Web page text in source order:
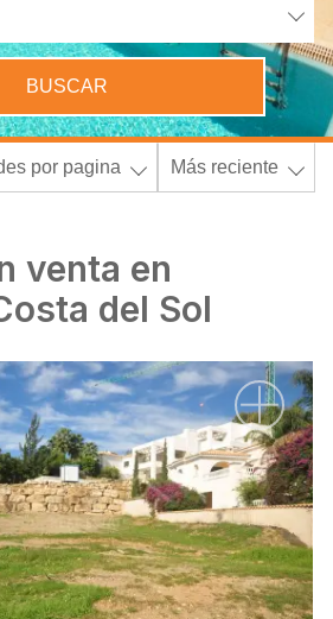
BUSCAR
por pagina Más reciente
venta en
del Sol